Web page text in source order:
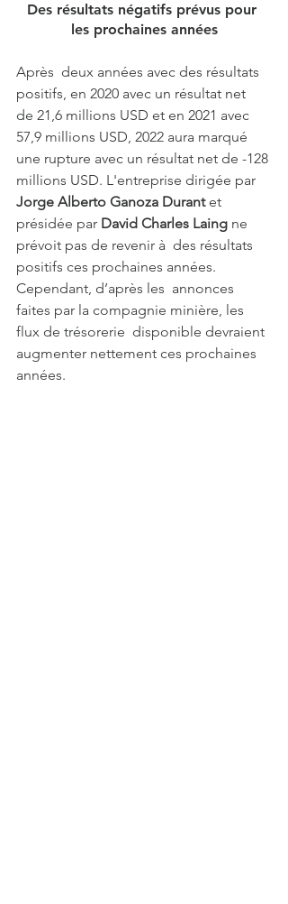
Des résultats négatifs prévus pour
les prochaines années
Après  deux années avec des résultats
positifs, en 2020 avec un résultat net
de 21,6 millions USD et en 2021 avec
57,9 millions USD, 2022 aura marqué
une rupture avec un résultat net de -128
millions USD. L'entreprise dirigée par
Jorge Alberto Ganoza Durant et
présidée par David Charles Laing ne
prévoit pas de revenir à  des résultats
positifs ces prochaines années.
Cependant, d’après les  annonces
faites par la compagnie minière, les
flux de trésorerie  disponible devraient
augmenter nettement ces prochaines
années.